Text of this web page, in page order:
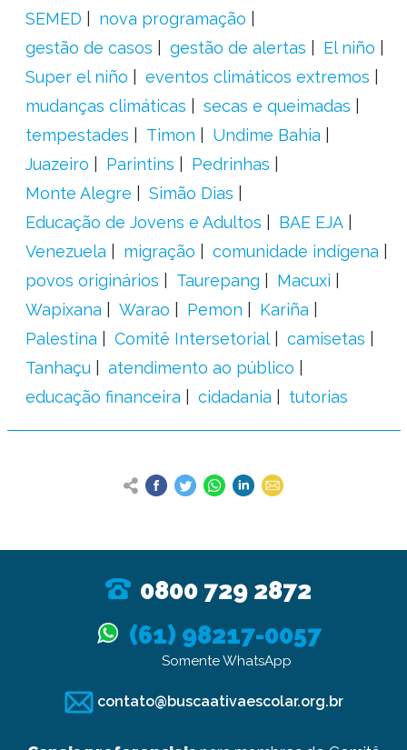
SEMED
nova programação
gestão de casos
gestão de alertas
El niño
Super el niño
eventos climáticos extremos
mudanças climáticas
secas e queimadas
tempestades
Timon
Undime Bahia
Juazeiro
Parintins
Pedrinhas
Monte Alegre
Simão Dias
Educação de Jovens e Adultos
BAE EJA
Venezuela
migração
comunidade indígena
povos originários
Taurepang
Macuxi
Wapixana
Warao Pemon
Kariña
Palestina
Comitê Intersetorial
camisetas
Tanhaçu
atendimento ao público
educação financeira
cidadania tutorias
0800 729 2872
(61) 98217-0057
Somente WhatsApp
contato@buscaativaescolar.org.br